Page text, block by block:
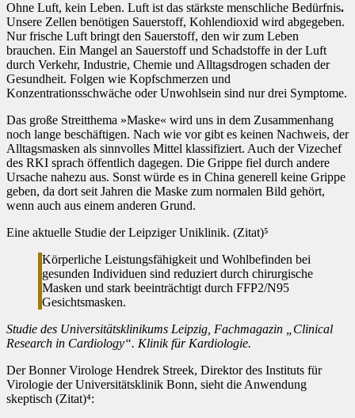
Ohne Luft, kein Leben. Luft ist das stärkste menschliche Bedürfnis.
Unsere Zellen benötigen Sauerstoff, Kohlendioxid wird abgegeben.
Nur frische Luft bringt den Sauerstoff, den wir zum Leben
brauchen. Ein Mangel an Sauerstoff und Schadstoffe in der Luft
durch Verkehr, Industrie, Chemie und Alltagsdrogen schaden der
Gesundheit. Folgen wie Kopfschmerzen und
Konzentrationsschwäche oder Unwohlsein sind nur drei Symptome.
Das große Streitthema »Maske« wird uns in dem Zusammenhang
noch lange beschäftigen. Nach wie vor gibt es keinen Nachweis, der
Alltagsmasken als sinnvolles Mittel klassifiziert. Auch der Vizechef
des RKI sprach öffentlich dagegen. Die Grippe fiel durch andere
Ursache nahezu aus. Sonst würde es in China generell keine Grippe
geben, da dort seit Jahren die Maske zum normalen Bild gehört,
wenn auch aus einem anderen Grund.
Eine aktuelle Studie der Leipziger Uniklinik. (Zitat)⁵
Körperliche Leistungsfähigkeit und Wohlbefinden bei
gesunden Individuen sind reduziert durch chirurgische
Masken und stark beeinträchtigt durch FFP2/N95
Gesichtsmasken.
Studie des Universitätsklinikums Leipzig, Fachmagazin „Clinical
Research in Cardiology“. Klinik für Kardiologie.
Der Bonner Virologe Hendrek Streek, Direktor des Instituts für
Virologie der Universitätsklinik Bonn, sieht die Anwendung
skeptisch (Zitat)⁴: